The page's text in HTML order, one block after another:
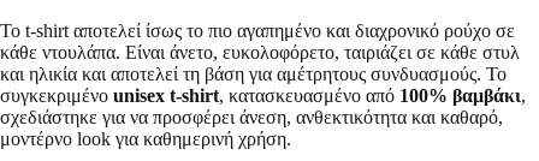
Το t-shirt αποτελεί ίσως το πιο αγαπημένο και διαχρονικό ρούχο σε
κάθε ντουλάπα. Είναι άνετο, ευκολοφόρετο, ταιριάζει σε κάθε στυλ
και ηλικία και αποτελεί τη βάση για αμέτρητους συνδυασμούς. Το
συγκεκριμένο unisex t-shirt, κατασκευασμένο από 100% βαμβάκι,
σχεδιάστηκε για να προσφέρει άνεση, ανθεκτικότητα και καθαρό,
μοντέρνο look για καθημερινή χρήση.